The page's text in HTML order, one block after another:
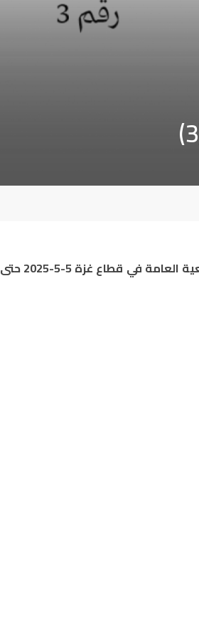
أعد مركز الاتحاد للأبحاث والتطوير تقريراً يتضمن الوضعية العامة في قطاع غزة 5-5-2025 حتى